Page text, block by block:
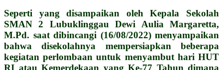
Seperti yang disampaikan oleh Kepala Sekolah
SMAN 2 Lubuklinggau Dewi Aulia Margaretta,
M.Pd. saat dibincangi (16/08/2022) menyampaikan
bahwa disekolahnya mempersiapkan beberapa
kegiatan perlombaan untuk menyambut hari HUT
RI atau Kemerdekaan yang Ke-77 Tahun dimana